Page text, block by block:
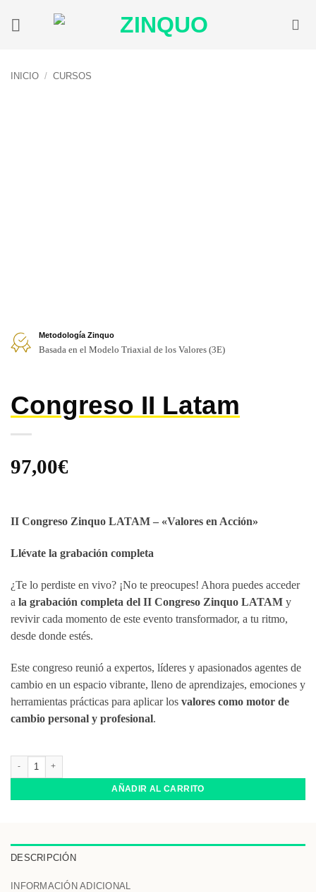
INICIO / CURSOS
Metodología Zinquo
Basada en el Modelo Triaxial de los Valores (3E)
Congreso II Latam
97,00€
II Congreso Zinquo LATAM – «Valores en Acción»
Llévate la grabación completa
¿Te lo perdiste en vivo? ¡No te preocupes! Ahora puedes acceder
a la grabación completa del II Congreso Zinquo LATAM y
revivir cada momento de este evento transformador, a tu ritmo,
desde donde estés.
Este congreso reunió a expertos, líderes y apasionados agentes de
cambio en un espacio vibrante, lleno de aprendizajes, emociones y
herramientas prácticas para aplicar los valores como motor de
cambio personal y profesional.
Congreso II Latam cantidad
AÑADIR AL CARRITO
DESCRIPCIÓN
INFORMACIÓN ADICIONAL